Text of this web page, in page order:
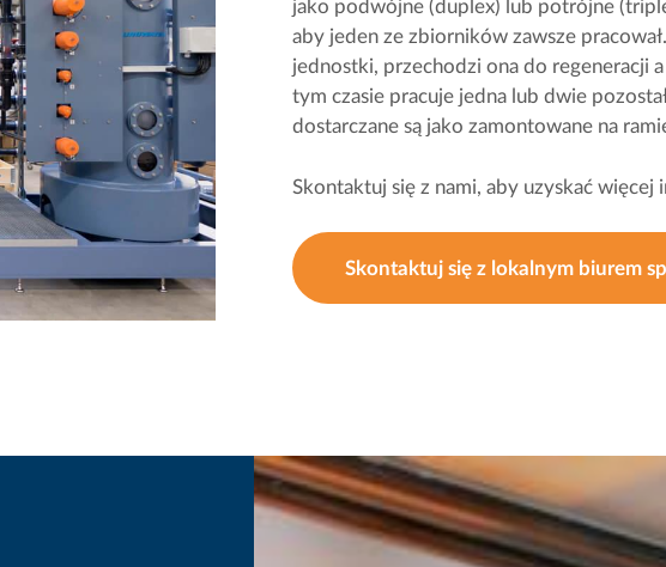
jako podwójne (duplex) lub potrójne
aby jeden ze zbiorników zawsze
jednostki, przechodzi ona do regeneracji
tym czasie pracuje jedna lub dwie
dostarczane są jako zamontowane na
Skontaktuj się z nami, aby uzyskać więcej
Skontaktuj się z lokalnym biurem